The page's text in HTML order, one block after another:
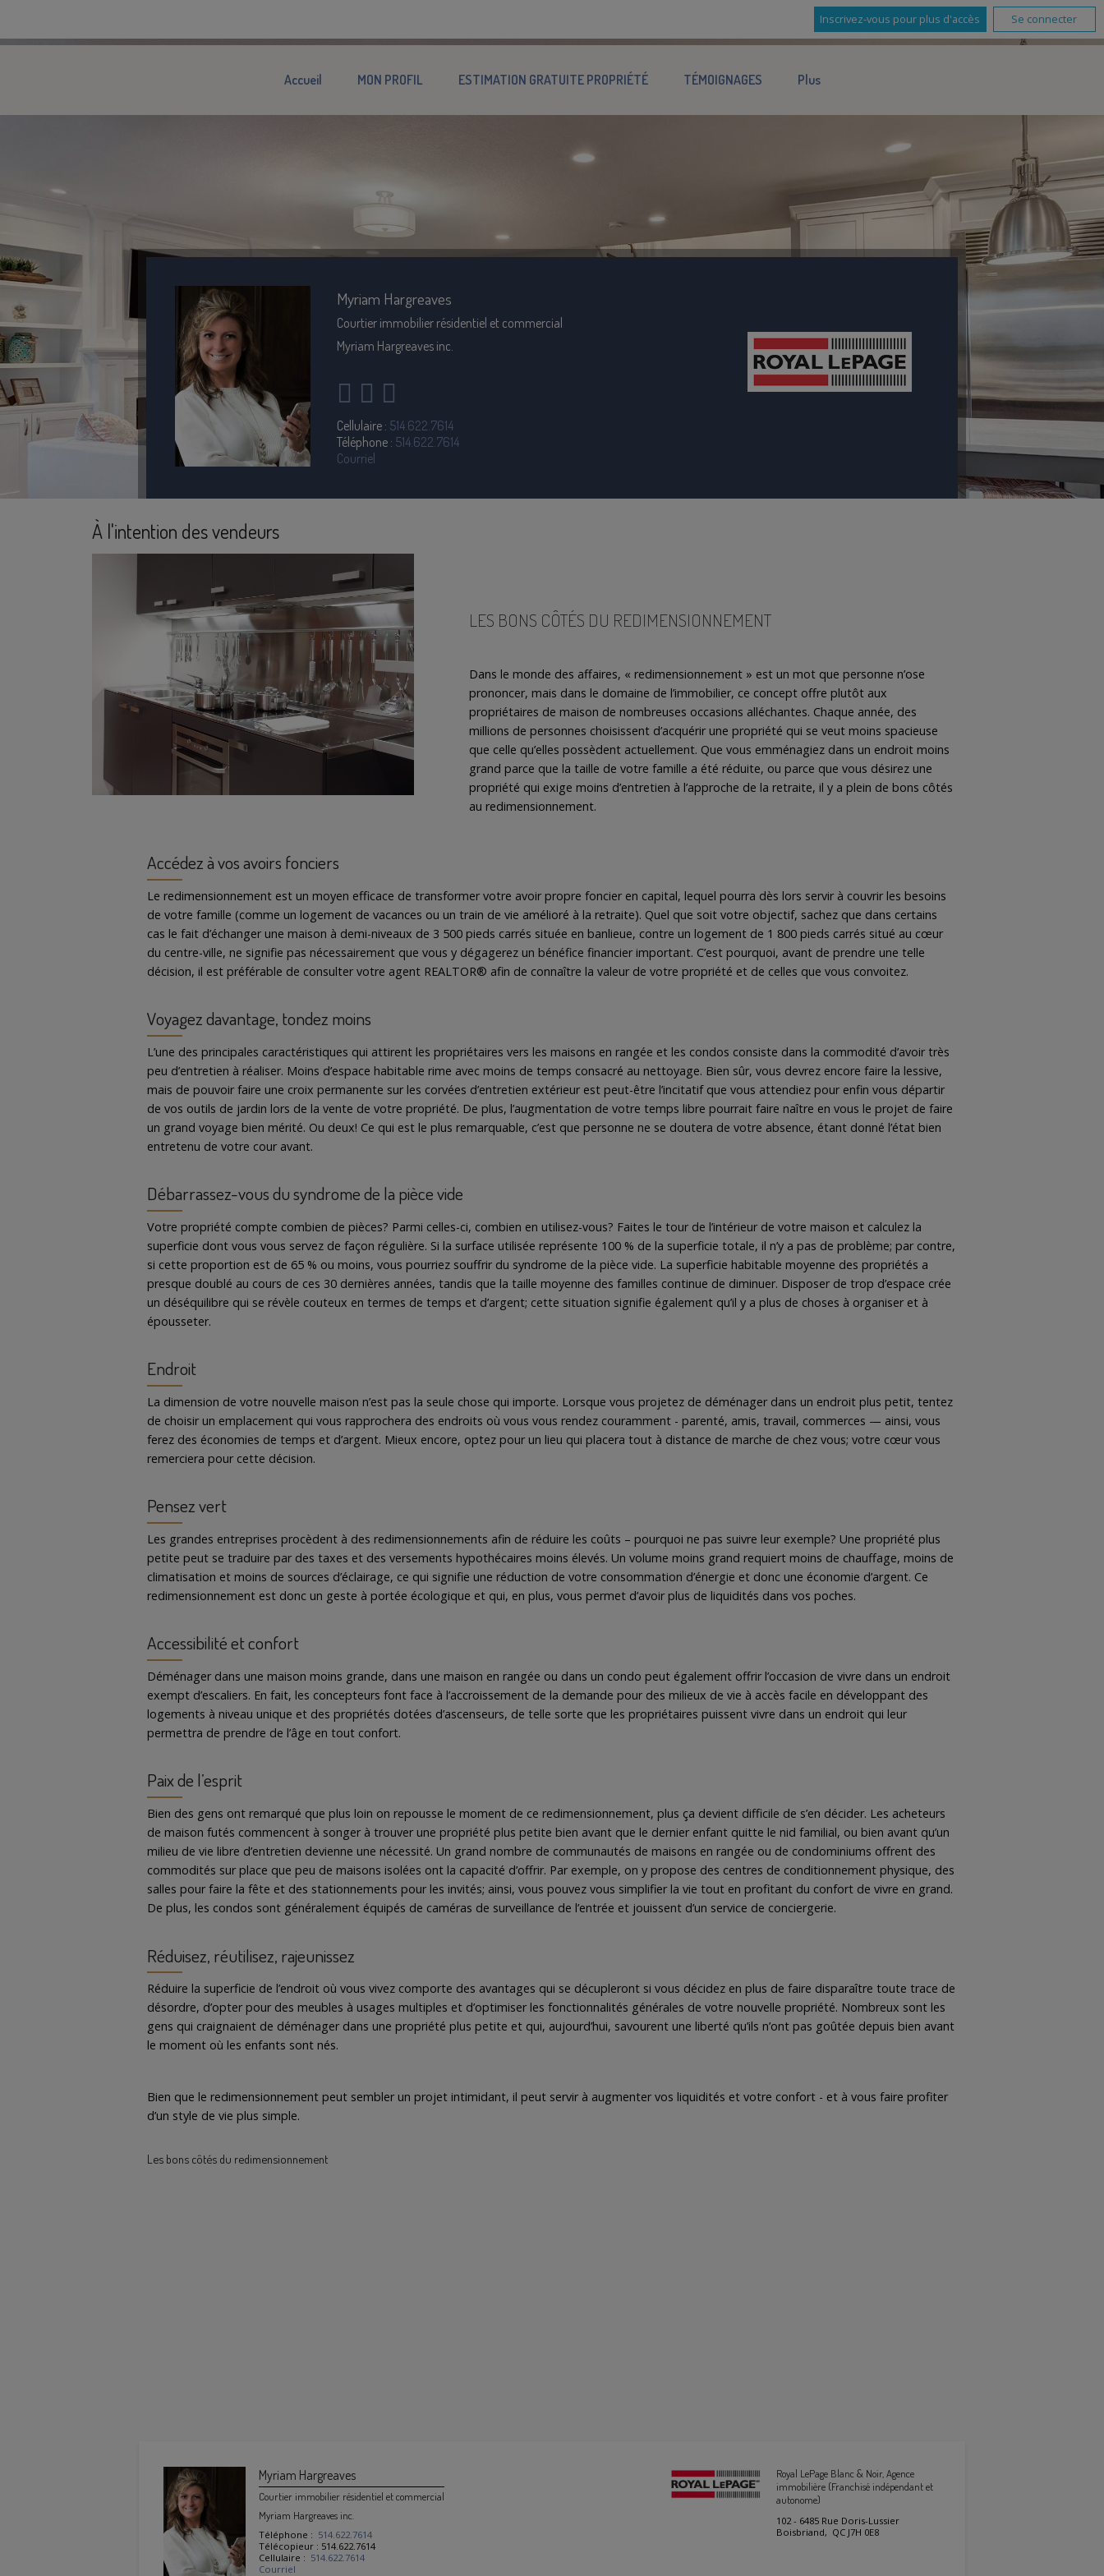
Inscrivez-vous pour plus d'accès Se connecter
Accueil MON PROFIL ESTIMATION GRATUITE PROPRIÉTÉ TÉMOIGNAGES Plus
Myriam Hargreaves
Courtier immobilier résidentiel et commercial
Myriam Hargreaves inc.
Cellulaire : 514.622.7614
Téléphone : 514.622.7614
Courriel
À l'intention des vendeurs
LES BONS CÔTÉS DU REDIMENSIONNEMENT
Dans le monde des affaires, « redimensionnement » est un mot que personne n’ose
prononcer, mais dans le domaine de l’immobilier, ce concept offre plutôt aux
propriétaires de maison de nombreuses occasions alléchantes. Chaque année, des
millions de personnes choisissent d’acquérir une propriété qui se veut moins spacieuse
que celle qu’elles possèdent actuellement. Que vous emménagiez dans un endroit moins
grand parce que la taille de votre famille a été réduite, ou parce que vous désirez une
propriété qui exige moins d’entretien à l’approche de la retraite, il y a plein de bons côtés
au redimensionnement.
Accédez à vos avoirs fonciers
Le redimensionnement est un moyen efficace de transformer votre avoir propre foncier en capital, lequel pourra dès lors servir à couvrir les besoins
de votre famille (comme un logement de vacances ou un train de vie amélioré à la retraite). Quel que soit votre objectif, sachez que dans certains
cas le fait d’échanger une maison à demi-niveaux de 3 500 pieds carrés située en banlieue, contre un logement de 1 800 pieds carrés situé au cœur
du centre-ville, ne signifie pas nécessairement que vous y dégagerez un bénéfice financier important. C’est pourquoi, avant de prendre une telle
décision, il est préférable de consulter votre agent REALTOR® afin de connaître la valeur de votre propriété et de celles que vous convoitez.
Voyagez davantage, tondez moins
L’une des principales caractéristiques qui attirent les propriétaires vers les maisons en rangée et les condos consiste dans la commodité d’avoir très
peu d’entretien à réaliser. Moins d’espace habitable rime avec moins de temps consacré au nettoyage. Bien sûr, vous devrez encore faire la lessive,
mais de pouvoir faire une croix permanente sur les corvées d’entretien extérieur est peut-être l’incitatif que vous attendiez pour enfin vous départir
de vos outils de jardin lors de la vente de votre propriété. De plus, l’augmentation de votre temps libre pourrait faire naître en vous le projet de faire
un grand voyage bien mérité. Ou deux! Ce qui est le plus remarquable, c’est que personne ne se doutera de votre absence, étant donné l’état bien
entretenu de votre cour avant.
Débarrassez-vous du syndrome de la pièce vide
Votre propriété compte combien de pièces? Parmi celles-ci, combien en utilisez-vous? Faites le tour de l’intérieur de votre maison et calculez la
superficie dont vous vous servez de façon régulière. Si la surface utilisée représente 100 % de la superficie totale, il n’y a pas de problème; par contre,
si cette proportion est de 65 % ou moins, vous pourriez souffrir du syndrome de la pièce vide. La superficie habitable moyenne des propriétés a
presque doublé au cours de ces 30 dernières années, tandis que la taille moyenne des familles continue de diminuer. Disposer de trop d’espace crée
un déséquilibre qui se révèle couteux en termes de temps et d’argent; cette situation signifie également qu’il y a plus de choses à organiser et à
épousseter.
Endroit
La dimension de votre nouvelle maison n’est pas la seule chose qui importe. Lorsque vous projetez de déménager dans un endroit plus petit, tentez
de choisir un emplacement qui vous rapprochera des endroits où vous vous rendez couramment - parenté, amis, travail, commerces — ainsi, vous
ferez des économies de temps et d’argent. Mieux encore, optez pour un lieu qui placera tout à distance de marche de chez vous; votre cœur vous
remerciera pour cette décision.
Pensez vert
Les grandes entreprises procèdent à des redimensionnements afin de réduire les coûts – pourquoi ne pas suivre leur exemple? Une propriété plus
petite peut se traduire par des taxes et des versements hypothécaires moins élevés. Un volume moins grand requiert moins de chauffage, moins de
climatisation et moins de sources d’éclairage, ce qui signifie une réduction de votre consommation d’énergie et donc une économie d’argent. Ce
redimensionnement est donc un geste à portée écologique et qui, en plus, vous permet d’avoir plus de liquidités dans vos poches.
Accessibilité et confort
Déménager dans une maison moins grande, dans une maison en rangée ou dans un condo peut également offrir l’occasion de vivre dans un endroit
exempt d’escaliers. En fait, les concepteurs font face à l’accroissement de la demande pour des milieux de vie à accès facile en développant des
logements à niveau unique et des propriétés dotées d’ascenseurs, de telle sorte que les propriétaires puissent vivre dans un endroit qui leur
permettra de prendre de l’âge en tout confort.
Paix de l’esprit
Bien des gens ont remarqué que plus loin on repousse le moment de ce redimensionnement, plus ça devient difficile de s’en décider. Les acheteurs
de maison futés commencent à songer à trouver une propriété plus petite bien avant que le dernier enfant quitte le nid familial, ou bien avant qu’un
milieu de vie libre d’entretien devienne une nécessité. Un grand nombre de communautés de maisons en rangée ou de condominiums offrent des
commodités sur place que peu de maisons isolées ont la capacité d’offrir. Par exemple, on y propose des centres de conditionnement physique, des
salles pour faire la fête et des stationnements pour les invités; ainsi, vous pouvez vous simplifier la vie tout en profitant du confort de vivre en grand.
De plus, les condos sont généralement équipés de caméras de surveillance de l’entrée et jouissent d’un service de conciergerie.
Réduisez, réutilisez, rajeunissez
Réduire la superficie de l’endroit où vous vivez comporte des avantages qui se décupleront si vous décidez en plus de faire disparaître toute trace de
désordre, d’opter pour des meubles à usages multiples et d’optimiser les fonctionnalités générales de votre nouvelle propriété. Nombreux sont les
gens qui craignaient de déménager dans une propriété plus petite et qui, aujourd’hui, savourent une liberté qu’ils n’ont pas goûtée depuis bien avant
le moment où les enfants sont nés.
Bien que le redimensionnement peut sembler un projet intimidant, il peut servir à augmenter vos liquidités et votre confort - et à vous faire profiter
d’un style de vie plus simple.
Les bons côtés du redimensionnement
Myriam Hargreaves
Courtier immobilier résidentiel et commercial
Myriam Hargreaves inc.
Téléphone : 514.622.7614
Télécopieur : 514.622.7614
Cellulaire : 514.622.7614
Courriel
Royal LePage Blanc & Noir, Agence
immobilière (Franchisé indépendant et
autonome)
102 - 6485 Rue Doris-Lussier
Boisbriand, QC J7H 0E8